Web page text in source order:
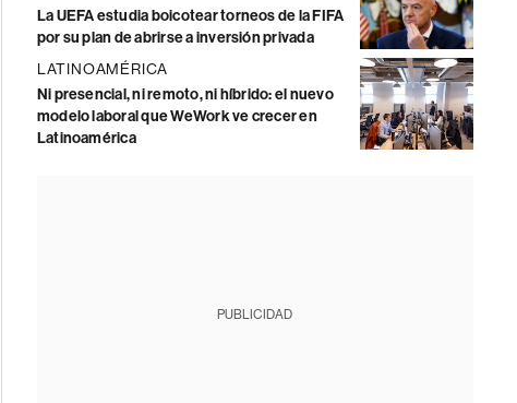
La UEFA estudia boicotear torneos de la FIFA
por su plan de abrirse a inversión privada
LATINOAMÉRICA
Ni presencial, ni remoto, ni híbrido: el nuevo
modelo laboral que WeWork ve crecer en
Latinoamérica
PUBLICIDAD